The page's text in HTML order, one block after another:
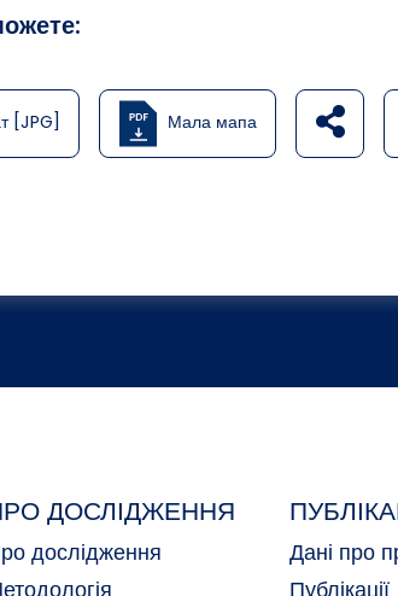
[JPG] Мала мапа
ДОСЛІДЖЕННЯ
дослідження
Дані про
Публікації